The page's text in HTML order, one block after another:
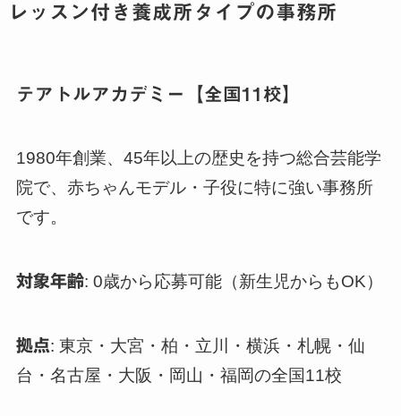
レッスン付き養成所タイプの事務所
テアトルアカデミー【全国11校】
1980年創業、45年以上の歴史を持つ総合芸能学
院で、赤ちゃんモデル・子役に特に強い事務所
です。
対象年齢: 0歳から応募可能（新生児からもOK）
拠点: 東京・大宮・柏・立川・横浜・札幌・仙
台・名古屋・大阪・岡山・福岡の全国11校